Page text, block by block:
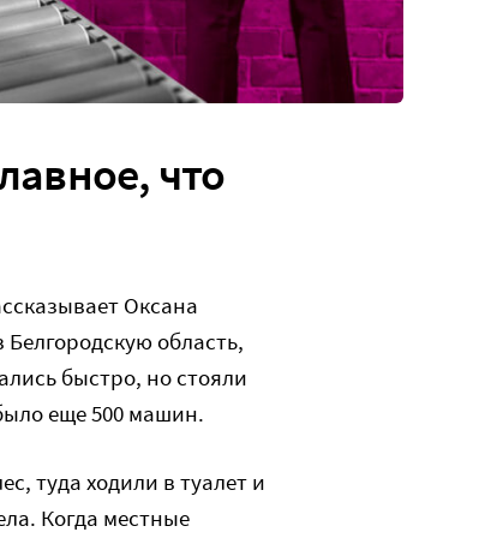
что
Оксана
область,
быстро, но стояли
еще 500 машин.
туда ходили в туалет и
Когда местные